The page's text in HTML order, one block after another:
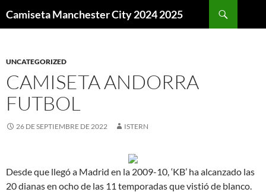
Camiseta Manchester City 2024 2025
UNCATEGORIZED
CAMISETA ANDORRA
FUTBOL
26 DE SEPTIEMBRE DE 2022 ISTERN
Desde que llegó a Madrid en la 2009-10, ‘KB’ ha alcanzado las
20 dianas en ocho de las 11 temporadas que vistió de blanco.